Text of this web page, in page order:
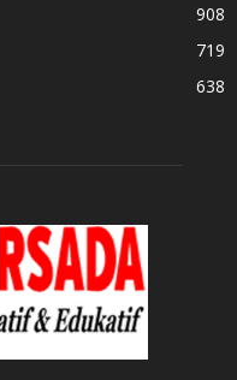
908
719
638